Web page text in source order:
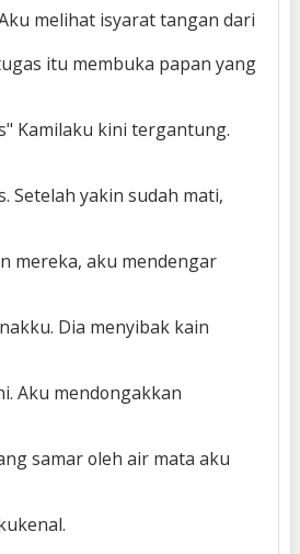
melihat isyarat tangan dari
itu membuka papan yang
Kamilaku kini tergantung.
Setelah yakin sudah mati,
mereka, aku mendengar
Dia menyibak kain
Aku mendongakkan
samar oleh air mata aku